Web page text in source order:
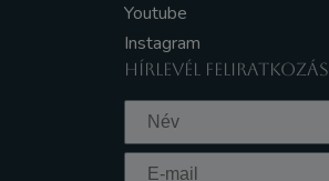
Youtube
Instagram
HÍRLEVÉL FELIRATKOZÁS